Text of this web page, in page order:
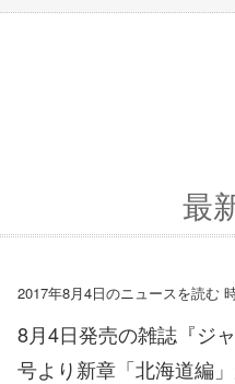
最
2017年8月4日のニュースを読む
8月4日発売の雑誌『ジ
号より新章「北海道編